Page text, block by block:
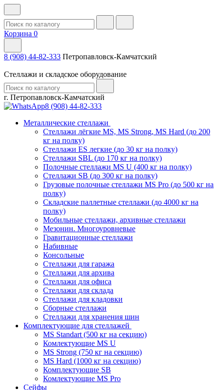
Корзина 0
8 (908) 44-82-333 Петропавловск-Камчатский
Стеллажи и складское оборудование
г. Петропавловск-Камчатский
8 (908) 44-82-333
Металлические стеллажи
Стеллажи лёгкие MS, MS Strong, MS Hard (до 200
кг на полку)
Стеллажи ES легкие (до 30 кг на полку)
Стеллажи SBL (до 170 кг на полку)
Полочные стеллажи MS U (400 кг на полку)
Стеллажи SB (до 300 кг на полку)
Грузовые полочные стеллажи MS Pro (до 500 кг на
полку)
Складские паллетные стеллажи (до 4000 кг на
полку)
Мобильные стеллажи, архивные стеллажи
Мезонин. Многоуровневые
Гравитационные стеллажи
Набивные
Консольные
Стеллажи для гаража
Стеллажи для архива
Стеллажи для офиса
Стеллажи для склада
Стеллажи для кладовки
Сборные стеллажи
Стеллажи для хранения шин
Комплектующие для стеллажей
MS Standart (500 кг на секцию)
Комлектующие MS U
MS Strong (750 кг на секцию)
MS Hard (1000 кг на секцию)
Комплектующие SB
Комлектующие MS Pro
Сейфы